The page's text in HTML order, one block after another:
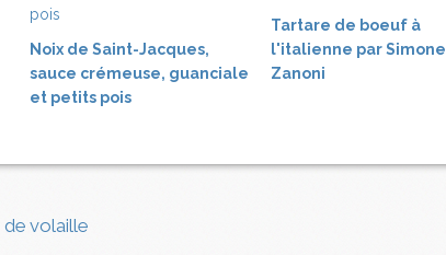
Noix de Saint-Jacques,
sauce crémeuse, guanciale
et petits pois
Tartare de boeuf à
l'italienne par Simone
Zanoni
de volaille